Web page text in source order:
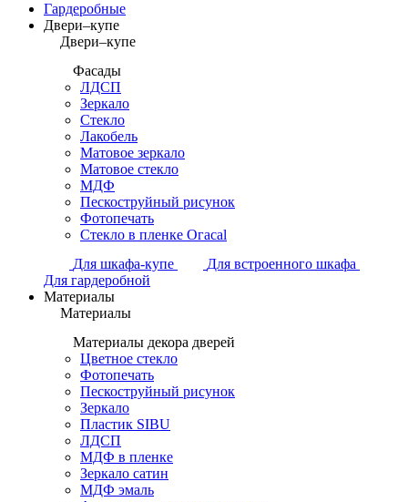
Гардеробные
Двери–купе
Двери–купе
Фасады
ЛДСП
Зеркало
Стекло
Лакобель
Матовое зеркало
Матовое стекло
МДФ
Пескоструйный рисунок
Фотопечать
Стекло в пленке Огасаl
Для шкафа-купе
Для встроенного шкафа
Для гардеробной
Материалы
Материалы
Материалы декора дверей
Цветное стекло
Фотопечать
Пескоструйный рисунок
Зеркало
Пластик SIBU
ЛДСП
МДФ в пленке
Зеркало сатин
МДФ эмаль